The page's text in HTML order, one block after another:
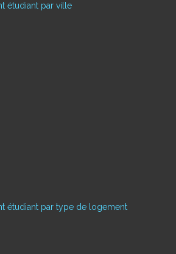
étudiant par ville
étudiant par type de logement